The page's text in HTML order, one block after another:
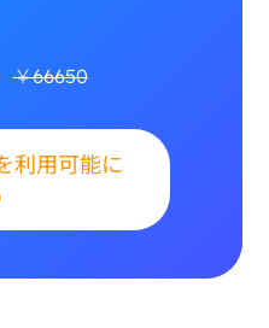
￥66650
利用可能に